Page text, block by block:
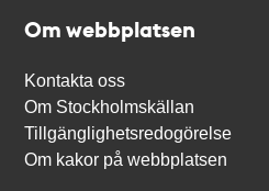
Om webbplatsen
Kontakta oss
Om Stockholmskällan
Tillgänglighetsredogörelse
Om kakor på webbplatsen